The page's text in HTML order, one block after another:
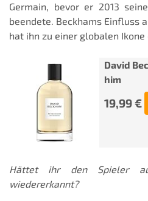
Germain, bevor er 2013
beendete. Beckhams Einfluss
hat ihn zu einer globalen
David
him
19,99 €
Hättet ihr den Spieler
wiedererkannt?